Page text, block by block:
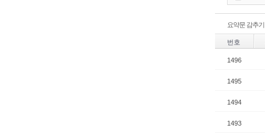
요약문 감추기
번호
1496
1495
1494
1493